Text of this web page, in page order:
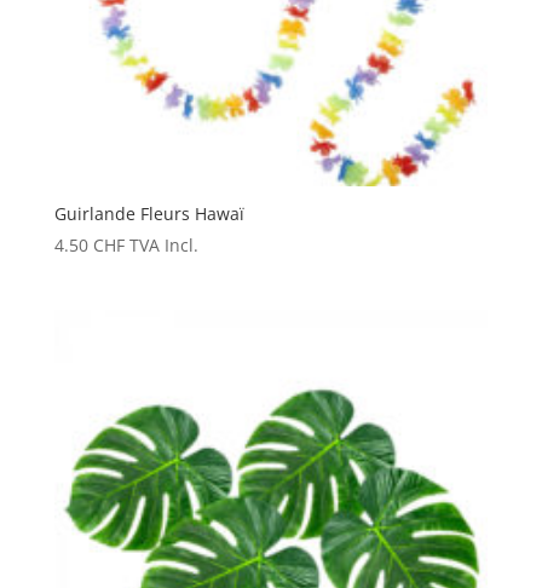
Guirlande Fleurs Hawaï
4.50 CHF TVA Incl.